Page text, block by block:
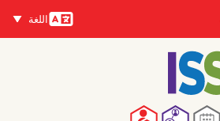
اللغات
اللغة